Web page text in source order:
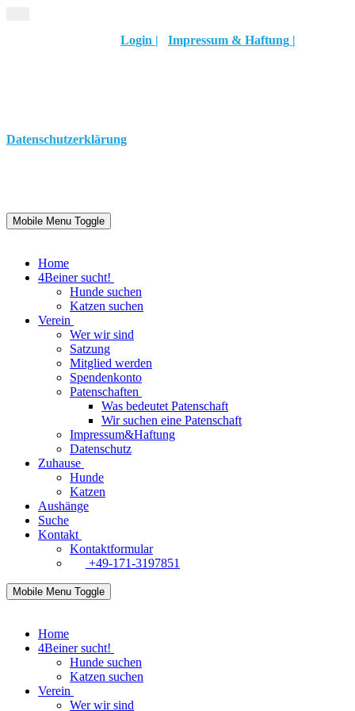
Login | Impressum & Haftung |
Datenschutzerklärung
Mobile Menu Toggle
Home
4Beiner sucht!
Hunde suchen
Katzen suchen
Verein
Wer wir sind
Satzung
Mitglied werden
Spendenkonto
Patenschaften
Was bedeutet Patenschaft
Wir suchen eine Patenschaft
Impressum&Haftung
Datenschutz
Zuhause
Hunde
Katzen
Aushänge
Suche
Kontakt
Kontaktformular
+49-171-3197851
Mobile Menu Toggle
Home
4Beiner sucht!
Hunde suchen
Katzen suchen
Verein
Wer wir sind